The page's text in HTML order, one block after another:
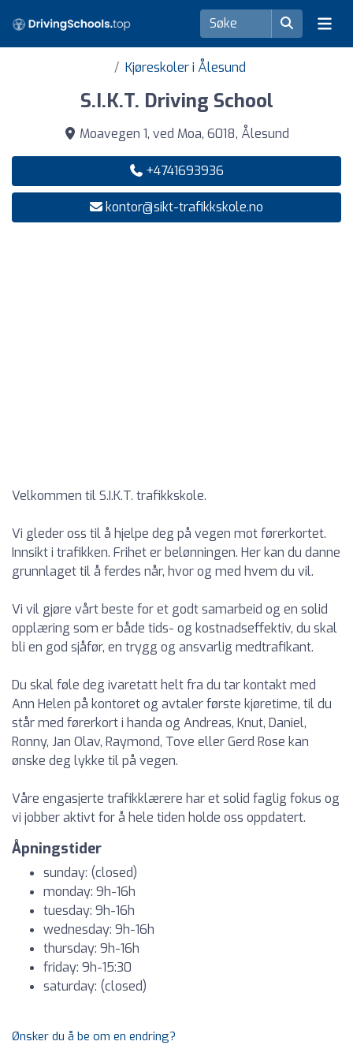
Kjøreskoler i Ålesund
S.I.K.T. Driving School
Moavegen 1, ved Moa, 6018, Ålesund
+4741693936
kontor@sikt-trafikkskole.no
Velkommen til S.I.K.T. trafikkskole.
Vi gleder oss til å hjelpe deg på vegen mot førerkortet.
Innsikt i trafikken. Frihet er belønningen. Her kan du danne
grunnlaget til å ferdes når, hvor og med hvem du vil.
Vi vil gjøre vårt beste for et godt samarbeid og en solid
opplæring som er både tids- og kostnadseffektiv, du skal
bli en god sjåfør, en trygg og ansvarlig medtrafikant.
Du skal føle deg ivaretatt helt fra du tar kontakt med
Ann Helen på kontoret og avtaler første kjøretime, til du
står med førerkort i handa og Andreas, Knut, Daniel,
Ronny, Jan Olav, Raymond, Tove eller Gerd Rose kan
ønske deg lykke til på vegen.
Våre engasjerte trafikklærere har et solid faglig fokus og
vi jobber aktivt for å hele tiden holde oss oppdatert.
Åpningstider
sunday: (closed)
monday: 9h-16h
tuesday: 9h-16h
wednesday: 9h-16h
thursday: 9h-16h
friday: 9h-15:30
saturday: (closed)
Ønsker du å be om en endring?